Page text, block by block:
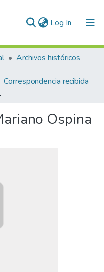
Log In (current)
Archivos históricos
Correspondencia recibida
Ospina